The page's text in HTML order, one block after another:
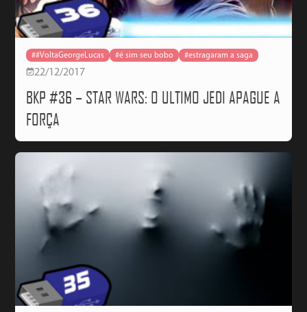
##VoltaGeorgeLucas #é sim seu bobo #estragaram a saga
22/12/2017
BKP #36 – STAR WARS: O ULTIMO JEDI APAGUE A
FORÇA